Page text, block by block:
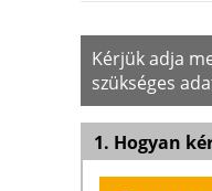
Kérjük adja
szükséges
1. Hogyan